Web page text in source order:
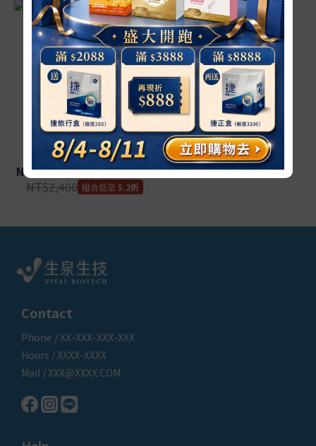
【生泉生技】敏 益生菌 30 條
NT$1,245 ~ NT$1,699 / 盒
NT$2,400
5.2折
Contact
Phone / XX-XXX-XXX-XXX
Hours / XXXX-XXXX
Mail / XXX@XXXX.COM